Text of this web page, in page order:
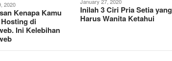
2020
Kenapa Kamu
di
Ini Kelebihan
January 27, 2020
Inilah 3 Ciri Pria Setia yang
Harus Wanita Ketahui